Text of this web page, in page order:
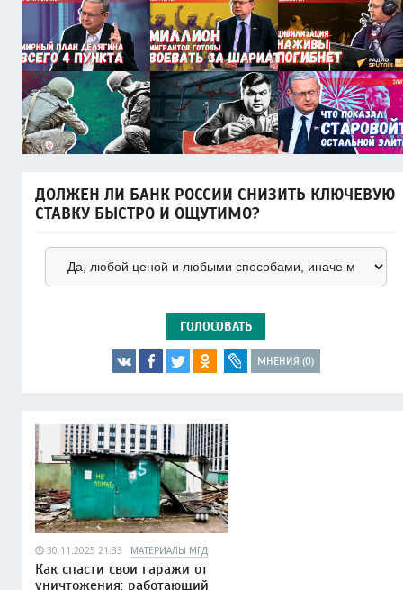
ДОЛЖЕН ЛИ БАНК РОССИИ СНИЗИТЬ КЛЮЧЕВУЮ
СТАВКУ БЫСТРО И ОЩУТИМО?
ГОЛОСОВАТЬ
МНЕНИЯ (0)
30.11.2025 21:33 МАТЕРИАЛЫ МГД
Как спасти свои гаражи от
уничтожения: работающий